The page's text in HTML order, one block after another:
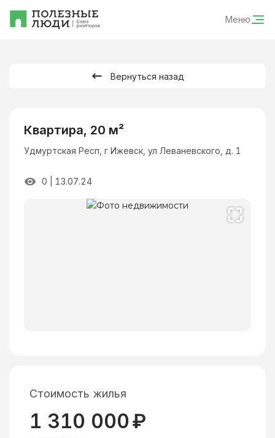
Меню
Вернуться назад
Квартира, 20 м²
Удмуртская Респ, г Ижевск, ул Леваневского, д. 1
0 13.07.24
Стоимость жилья
1 310 000₽